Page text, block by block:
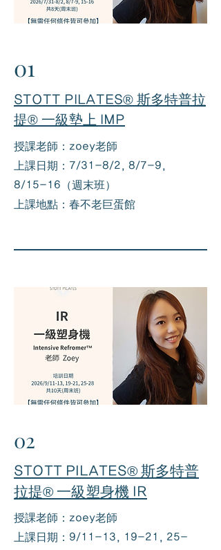
01
STOTT PILATES® 斯多特普拉
提® 一級墊上 IMP
授課老師：zoey老師
上課日期：7/31-8/2, 8/7-9,
8/15-16（週末班）
​上課地點：春不老巨蛋館
02
STOTT PILATES® 斯多特普
拉提® 一級塑身機 IR
授課老師：zoey老師
上課日期：9/11-13, 19-21, 25-